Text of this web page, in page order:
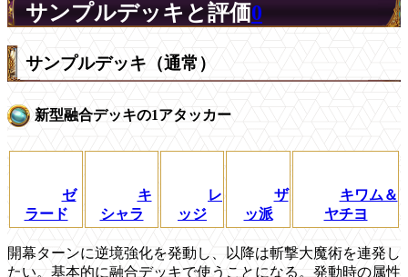
サンプルデッキと評価0
サンプルデッキ（通常）
新型融合デッキの1アタッカー
ゼ
ラード
キ
シャラ
レ
ッジ
ザ
ッ派
キワム＆
ヤチヨ
開幕ターンに逆境強化を発動し、以降は斬撃大魔術を連発し
たい。基本的に融合デッキで使うことになる。発動時の属性